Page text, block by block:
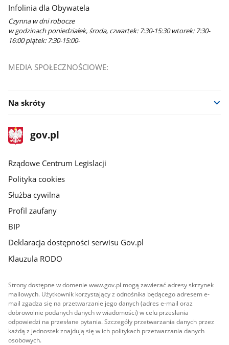
Infolinia dla Obywatela
Czynna w dni robocze
w godzinach poniedziałek, środa, czwartek: 7:30-15:30 wtorek: 7:30-
16:00 piątek: 7:30-15:00-
MEDIA SPOŁECZNOŚCIOWE:
Na skróty
stopka
gov.plStrona
gov.pl
Rządowe Centrum Legislacji
Polityka cookies
Służba cywilna
Profil zaufany
BIP
Deklaracja dostępności serwisu Gov.pl
Klauzula RODO
Strony dostępne w domenie www.gov.pl mogą zawierać adresy skrzynek
mailowych. Użytkownik korzystający z odnośnika będącego adresem e-
mail zgadza się na przetwarzanie jego danych (adres e-mail oraz
dobrowolnie podanych danych w wiadomości) w celu przesłania
odpowiedzi na przesłane pytania. Szczegóły przetwarzania danych przez
każdą z jednostek znajdują się w ich politykach przetwarzania danych
osobowych.